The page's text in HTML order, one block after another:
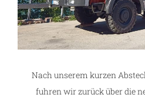
Nach unserem kurzen
fuhren wir zurück über die